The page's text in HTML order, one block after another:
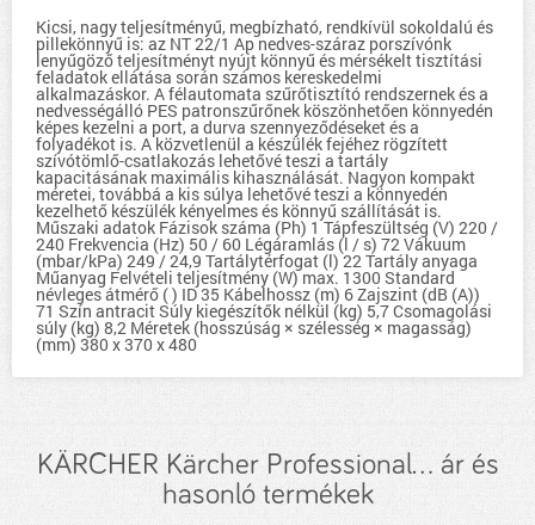
Kicsi, nagy teljesítményű, megbízható, rendkívül sokoldalú és
pillekönnyű is: az NT 22/1 Ap nedves-száraz porszívónk
lenyűgöző teljesítményt nyújt könnyű és mérsékelt tisztítási
feladatok ellátása során számos kereskedelmi
alkalmazáskor. A félautomata szűrőtisztító rendszernek és a
nedvességálló PES patronszűrőnek köszönhetően könnyedén
képes kezelni a port, a durva szennyeződéseket és a
folyadékot is. A közvetlenül a készülék fejéhez rögzített
szívótömlő-csatlakozás lehetővé teszi a tartály
kapacitásának maximális kihasználását. Nagyon kompakt
méretei, továbbá a kis súlya lehetővé teszi a könnyedén
kezelhető készülék kényelmes és könnyű szállítását is.
Műszaki adatok Fázisok száma (Ph) 1 Tápfeszültség (V) 220 /
240 Frekvencia (Hz) 50 / 60 Légáramlás (l / s) 72 Vákuum
(mbar/kPa) 249 / 24,9 Tartálytérfogat (l) 22 Tartály anyaga
Műanyag Felvételi teljesítmény (W) max. 1300 Standard
névleges átmérő ( ) ID 35 Kábelhossz (m) 6 Zajszint (dB (A))
71 Szín antracit Súly kiegészítők nélkül (kg) 5,7 Csomagolási
súly (kg) 8,2 Méretek (hosszúság × szélesség × magasság)
(mm) 380 x 370 x 480
KÄRCHER Kärcher Professional... ár és
hasonló termékek